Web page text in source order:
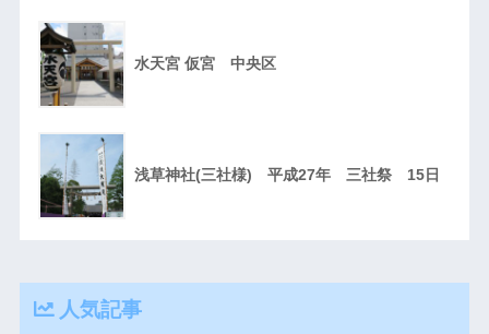
水天宮 仮宮 中央区
浅草神社(三社様) 平成27年 三社祭 15日
人気記事